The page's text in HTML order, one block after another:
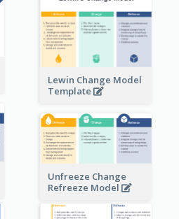
Lewin Change Model
Template
Unfreeze Change
Refreeze Model